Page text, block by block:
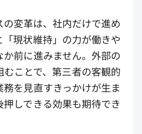
の変革は、社内だけで進め
「現状維持」の力が働きや
か前に進みません。外部の
むことで、第三者の客観的
務を見直すきっかけが生ま
しできる効果も期待でき